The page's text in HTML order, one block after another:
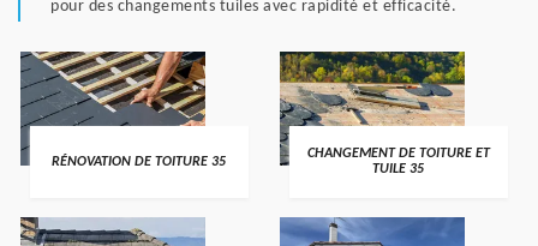
pour des changements tuiles avec rapidité et efficacité.
RÉNOVATION DE TOITURE 35
CHANGEMENT DE TOITURE ET
TUILE 35